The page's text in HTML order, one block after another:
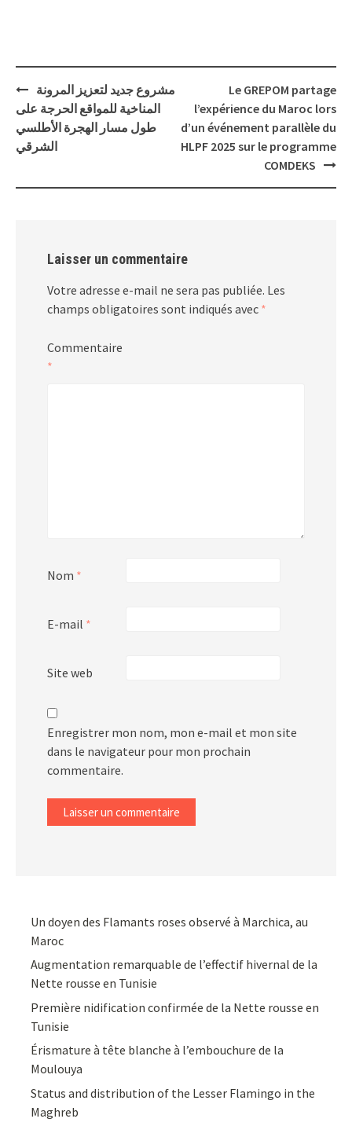
Post
navigation
مشروع جديد لتعزيز المرونة
المناخية للمواقع الحرجة على
طول مسار الهجرة الأطلسي
الشرقي
Le GREPOM partage
l’expérience du Maroc lors
d’un événement parallèle du
HLPF 2025 sur le programme
COMDEKS
Laisser un commentaire
Votre adresse e-mail ne sera pas publiée. Les
champs obligatoires sont indiqués avec *
Commentaire
*
Nom *
E-mail *
Site web
Enregistrer mon nom, mon e-mail et mon site
dans le navigateur pour mon prochain
commentaire.
Un doyen des Flamants roses observé à Marchica, au
Maroc
Augmentation remarquable de l’effectif hivernal de la
Nette rousse en Tunisie
Première nidification confirmée de la Nette rousse en
Tunisie
Érismature à tête blanche à l’embouchure de la
Moulouya
Status and distribution of the Lesser Flamingo in the
Maghreb